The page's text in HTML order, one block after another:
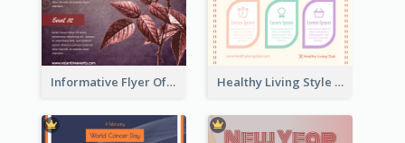
Informative Flyer Of Valentine Activities In Dark Colour Tone Healthy Living Style Flyer In Warm Colour Tone